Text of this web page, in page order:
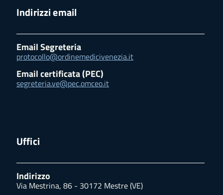
Indirizzi email
Email Segreteria
protocollo@ordinemedicivenezia.it
Email certificata (PEC)
segreteria.ve@pec.omceo.it
Uffici
Indirizzo
Via Mestrina, 86 - 30172 Mestre (VE)